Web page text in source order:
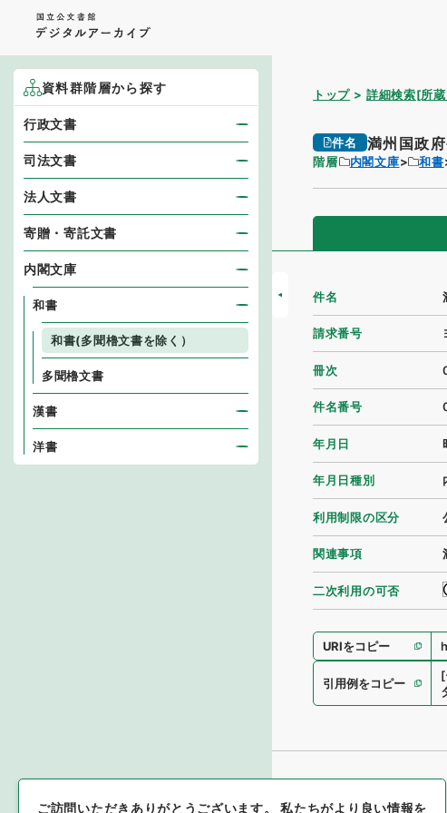
トップ 詳細検索[所
件名 満州国政
階層 内閣文庫 和書
件名
請求番号
冊次
件名番号
年月日
年月日種別
利用制限の区分
関連事項
二次利用の可否
URIをコピー
引用例をコピー
資料群階層から探す
行政文書
司法文書
法人文書
寄贈・寄託文書
内閣文庫
和書
和書(多聞櫓文書を除く）
多聞櫓文書
漢書
洋書
ご訪問いただきありがとうございます。私たちがより良い情報を